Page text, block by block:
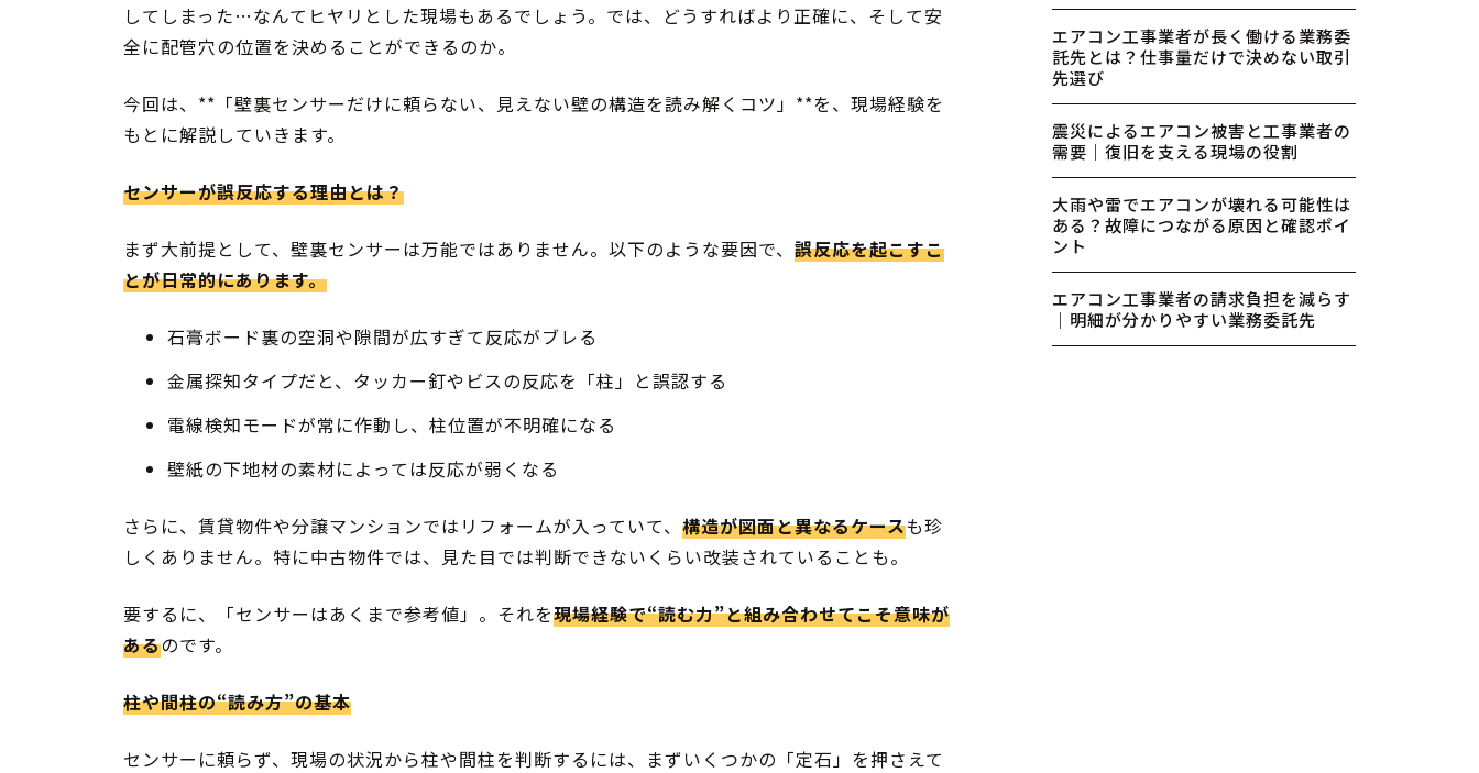
してしまった…なんてヒヤリとした現場もあるでしょう。では、どうすればより正確に、そして安
全に配管穴の位置を決めることができるのか。
今回は、**「壁裏センサーだけに頼らない、見えない壁の構造を読み解くコツ」**を、現場経験を
もとに解説していきます。
センサーが誤反応する理由とは？
まず大前提として、壁裏センサーは万能ではありません。以下のような要因で、 誤反応を起こすこ
とが日常的にあります。
石膏ボード裏の空洞や隙間が広すぎて反応がブレる
金属探知タイプだと、タッカー釘やビスの反応を「柱」と誤認する
電線検知モードが常に作動し、柱位置が不明確になる
壁紙の下地材の素材によっては反応が弱くなる
さらに、賃貸物件や分譲マンションではリフォームが入っていて、 構造が図面と異なるケースも珍
しくありません。特に中古物件では、見た目では判断できないくらい改装されていることも。
要するに、「センサーはあくまで参考値」。それを現場経験で“読む力”と組み合わせてこそ意味が
あるのです。
柱や間柱の“読み方”の基本
センサーに頼らず、現場の状況から柱や間柱を判断するには、まずいくつかの「定石」を押さえて
エアコン工事業者が長く働ける業務委
託先とは？仕事量だけで決めない取引
先選び
震災によるエアコン被害と工事業者の
需要｜復旧を支える現場の役割
大雨や雷でエアコンが壊れる可能性は
ある？故障につながる原因と確認ポイ
ント
エアコン工事業者の請求負担を減らす
｜明細が分かりやすい業務委託先